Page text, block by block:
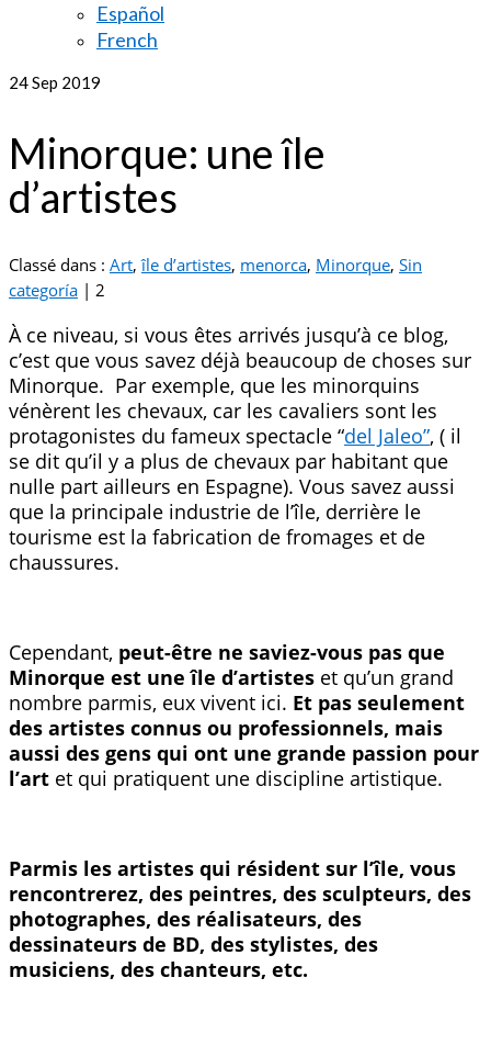
Español
French
24Sep 2019
Minorque: une île
d’artistes
Classé dans : Art,île d’artistes, menorca, Minorque, Sin
categoría | 2
À ce niveau, si vous êtes arrivés jusqu’à ce blog,
c’est que vous savez déjà beaucoup de choses sur
Minorque. Par exemple, que les minorquins
vénèrent les chevaux, car les cavaliers sont les
protagonistes du fameux spectacle “del Jaleo”, ( il
se dit qu’il y a plus de chevaux par habitant que
nulle part ailleurs en Espagne). Vous savez aussi
que la principale industrie de l’île, derrière le
tourisme est la fabrication de fromages et de
chaussures.
Cependant, peut-être ne saviez-vous pas que
Minorque est une île d’artistes et qu’un grand
nombre parmis, eux vivent ici. Et pas seulement
des artistes connus ou professionnels, mais
aussi des gens qui ont une grande passion pour
l’art et qui pratiquent une discipline artistique.
Parmis les artistes qui résident sur l’île, vous
rencontrerez, des peintres, des sculpteurs, des
photographes, des réalisateurs, des
dessinateurs de BD, des stylistes, des
musiciens, des chanteurs, etc.